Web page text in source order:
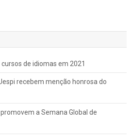
de idiomas em 2021
recebem menção honrosa do
a Semana Global de